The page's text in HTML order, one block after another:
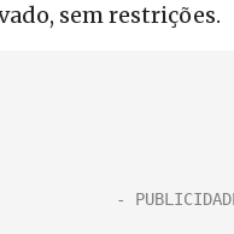
sem restrições.